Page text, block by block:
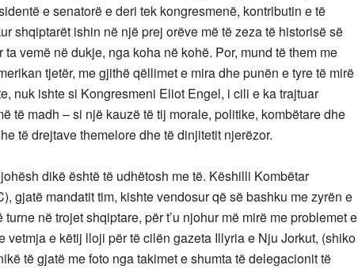
e senatorë e deri tek kongresmenë, kontributin e të
shqiptarët ishin në një prej orëve më të zeza të historisë së
vemë në dukje, nga koha në kohë. Por, mund të them me
tjetër, me gjithë qëllimet e mira dhe punën e tyre të mirë
nuk ishte si Kongresmeni Eliot Engel, i cili e ka trajtuar
të madh – si një kauzë të tij morale, politike, kombëtare dhe
të drejtave themelore dhe të dinjitetit njerëzor.
dikë është të udhëtosh me të. Këshilli Kombëtar
gjatë mandatit tim, kishte vendosur që së bashku me zyrën e
në trojet shqiptare, për t’u njohur më mirë me problemet e
vetmja e këtij lloji për të cilën gazeta Illyria e Nju Jorkut, (shiko
të gjatë me foto nga takimet e shumta të delegacionit të